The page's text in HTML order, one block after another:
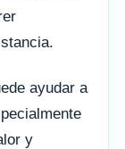
ayudar a
y